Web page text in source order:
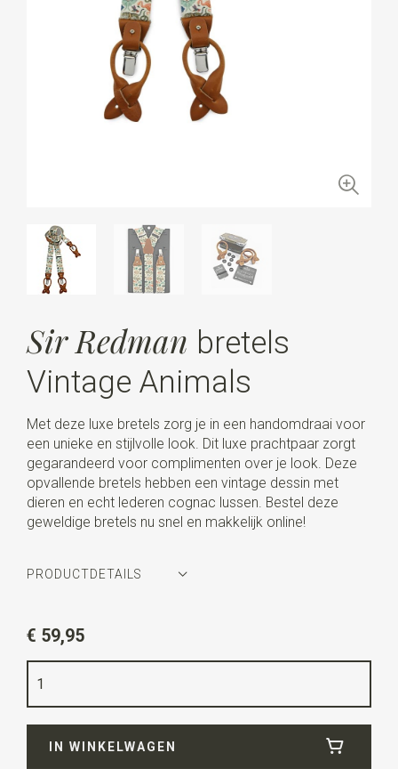
Sir Redman bretels
Vintage Animals
Met deze luxe bretels zorg je in een handomdraai voor
een unieke en stijlvolle look. Dit luxe prachtpaar zorgt
gegarandeerd voor complimenten over je look. Deze
opvallende bretels hebben een vintage dessin met
dieren en echt lederen cognac lussen. Bestel deze
geweldige bretels nu snel en makkelijk online!
PRODUCTDETAILS
ecru / groen / oranje
Kwaliteit
Lengteca. 130 cm
€ 59,95
IN WINKELWAGEN